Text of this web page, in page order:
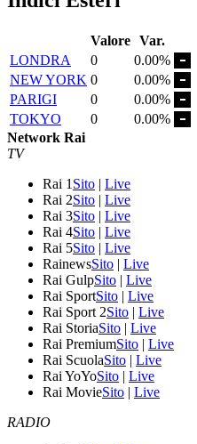
Valore Var.
LONDRA
0
0.00%
NEW YORK 0
0.00%
PARIGI
0
0.00%
TOKYO
0
0.00%
Network Rai
TV
Rai 1 Sito | Live
Rai 2Sito | Live
Rai 3Sito | Live
Rai 4Sito | Live
Rai 5Sito | Live
RainewsSito | Live
Rai GulpSito | Live
Rai SportSito | Live
Rai Sport 2Sito | Live
Rai StoriaSito | Live
Rai PremiumSito | Live
Rai ScuolaSito | Live
Rai YoYoSito | Live
Rai MovieSito | Live
RADIO